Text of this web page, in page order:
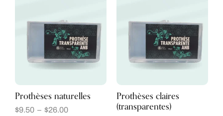
Prothèses naturelles
$9.50 – $26.00
Prothèses claires
(transparentes)